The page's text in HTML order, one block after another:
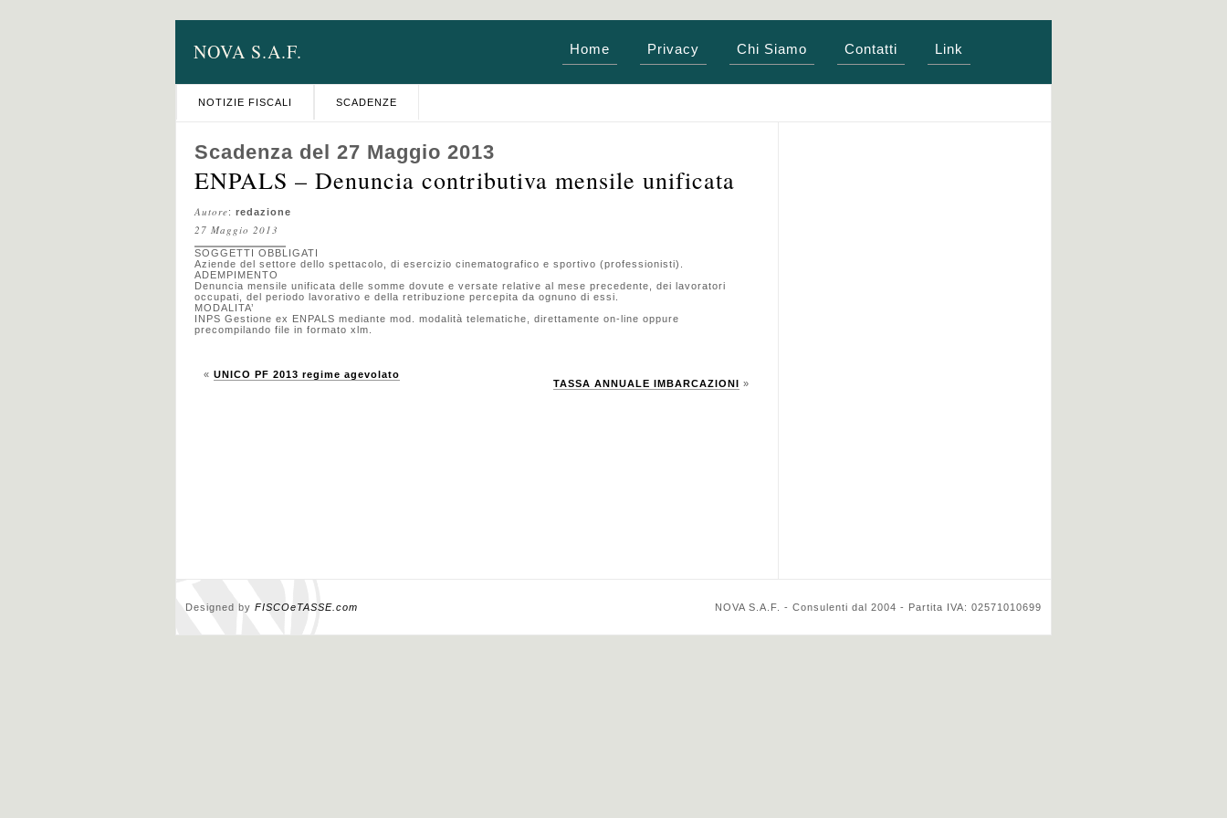
NOVA S.A.F. Home Privacy Chi Siamo Contatti Link
NOTIZIE FISCALI SCADENZE
Scadenza del 27 Maggio 2013
ENPALS – Denuncia contributiva mensile unificata
Autore: redazione
27 Maggio 2013
SOGGETTI OBBLIGATI
Aziende del settore dello spettacolo, di esercizio cinematografico e sportivo (professionisti).
ADEMPIMENTO
Denuncia mensile unificata delle somme dovute e versate relative al mese precedente, dei lavoratori
occupati, del periodo lavorativo e della retribuzione percepita da ognuno di essi.
MODALITA’
INPS Gestione ex ENPALS mediante mod. modalità telematiche, direttamente on-line oppure
precompilando file in formato xlm.
« UNICO PF 2013 regime agevolato
TASSA ANNUALE IMBARCAZIONI »
Designed by FISCOeTASSE.com NOVA S.A.F. - Consulenti dal 2004 - Partita IVA: 02571010699